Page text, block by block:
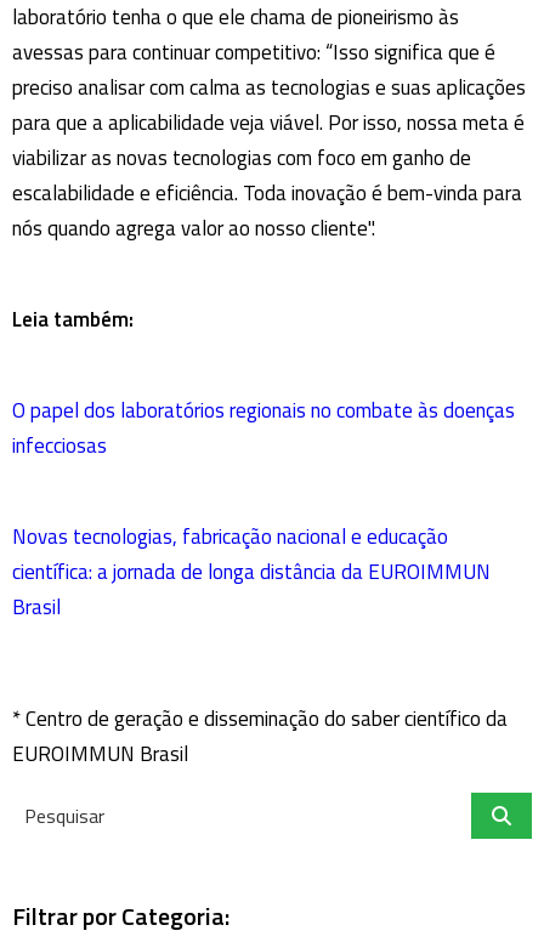
laboratório tenha o que ele chama de pioneirismo às
avessas para continuar competitivo: “Isso significa que é
preciso analisar com calma as tecnologias e suas aplicações
para que a aplicabilidade veja viável. Por isso, nossa meta é
viabilizar as novas tecnologias com foco em ganho de
escalabilidade e eficiência. Toda inovação é bem-vinda para
nós quando agrega valor ao nosso cliente".
Leia também:
O papel dos laboratórios regionais no combate às doenças
infecciosas
Novas tecnologias, fabricação nacional e educação
científica: a jornada de longa distância da EUROIMMUN
Brasil
* Centro de geração e disseminação do saber científico da
EUROIMMUN Brasil
Filtrar por Categoria: